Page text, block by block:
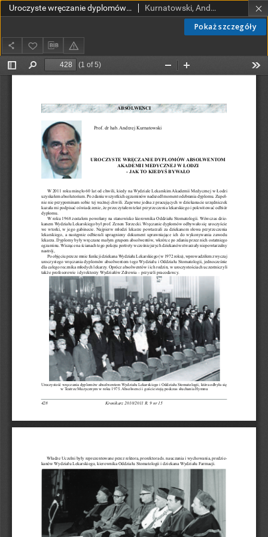
Pokaż szczegóły
Uroczyste wręczanie dyplomów absolwentom Akademii Medycznej w Łodzi - jak to kiedyś bywało? Kurnatowski, Andrzej